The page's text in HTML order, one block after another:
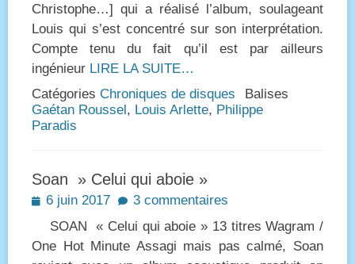
Christophe…] qui a réalisé l’album, soulageant
Louis qui s’est concentré sur son interprétation.
Compte tenu du fait qu’il est par ailleurs
ingénieur LIRE LA SUITE…
Catégories Chroniques de disques
Balises
Gaétan Roussel, Louis Arlette, Philippe
Paradis
Soan » Celui qui aboie »
Posted
6 juin 2017
3 commentaires
SOAN « Celui qui aboie » 13 titres Wagram /
One Hot Minute Assagi mais pas calmé, Soan